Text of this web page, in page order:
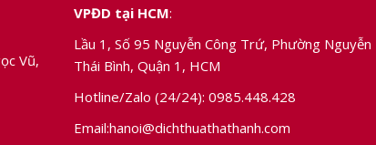
Vũ,
VPĐD tại HCM:
Lầu 1, Số 95 Nguyễn Công Trứ, Phường Nguyễn
Thái Bình, Quận 1, HCM
Hotline/Zalo (24/24): 0985.448.428
Email:hanoi@dichthuathathanh.com